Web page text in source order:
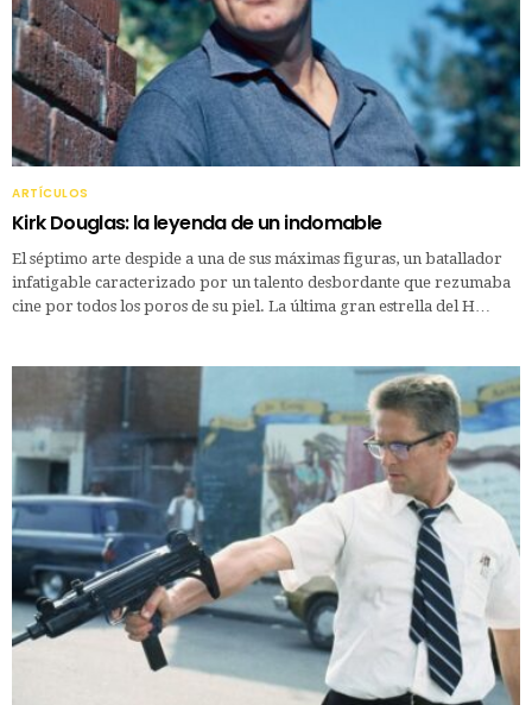
ARTÍCULOS
Kirk Douglas: la leyenda de un indomable
El séptimo arte despide a una de sus máximas figuras, un batallador
infatigable caracterizado por un talento desbordante que rezumaba
cine por todos los poros de su piel. La última gran estrella del H…